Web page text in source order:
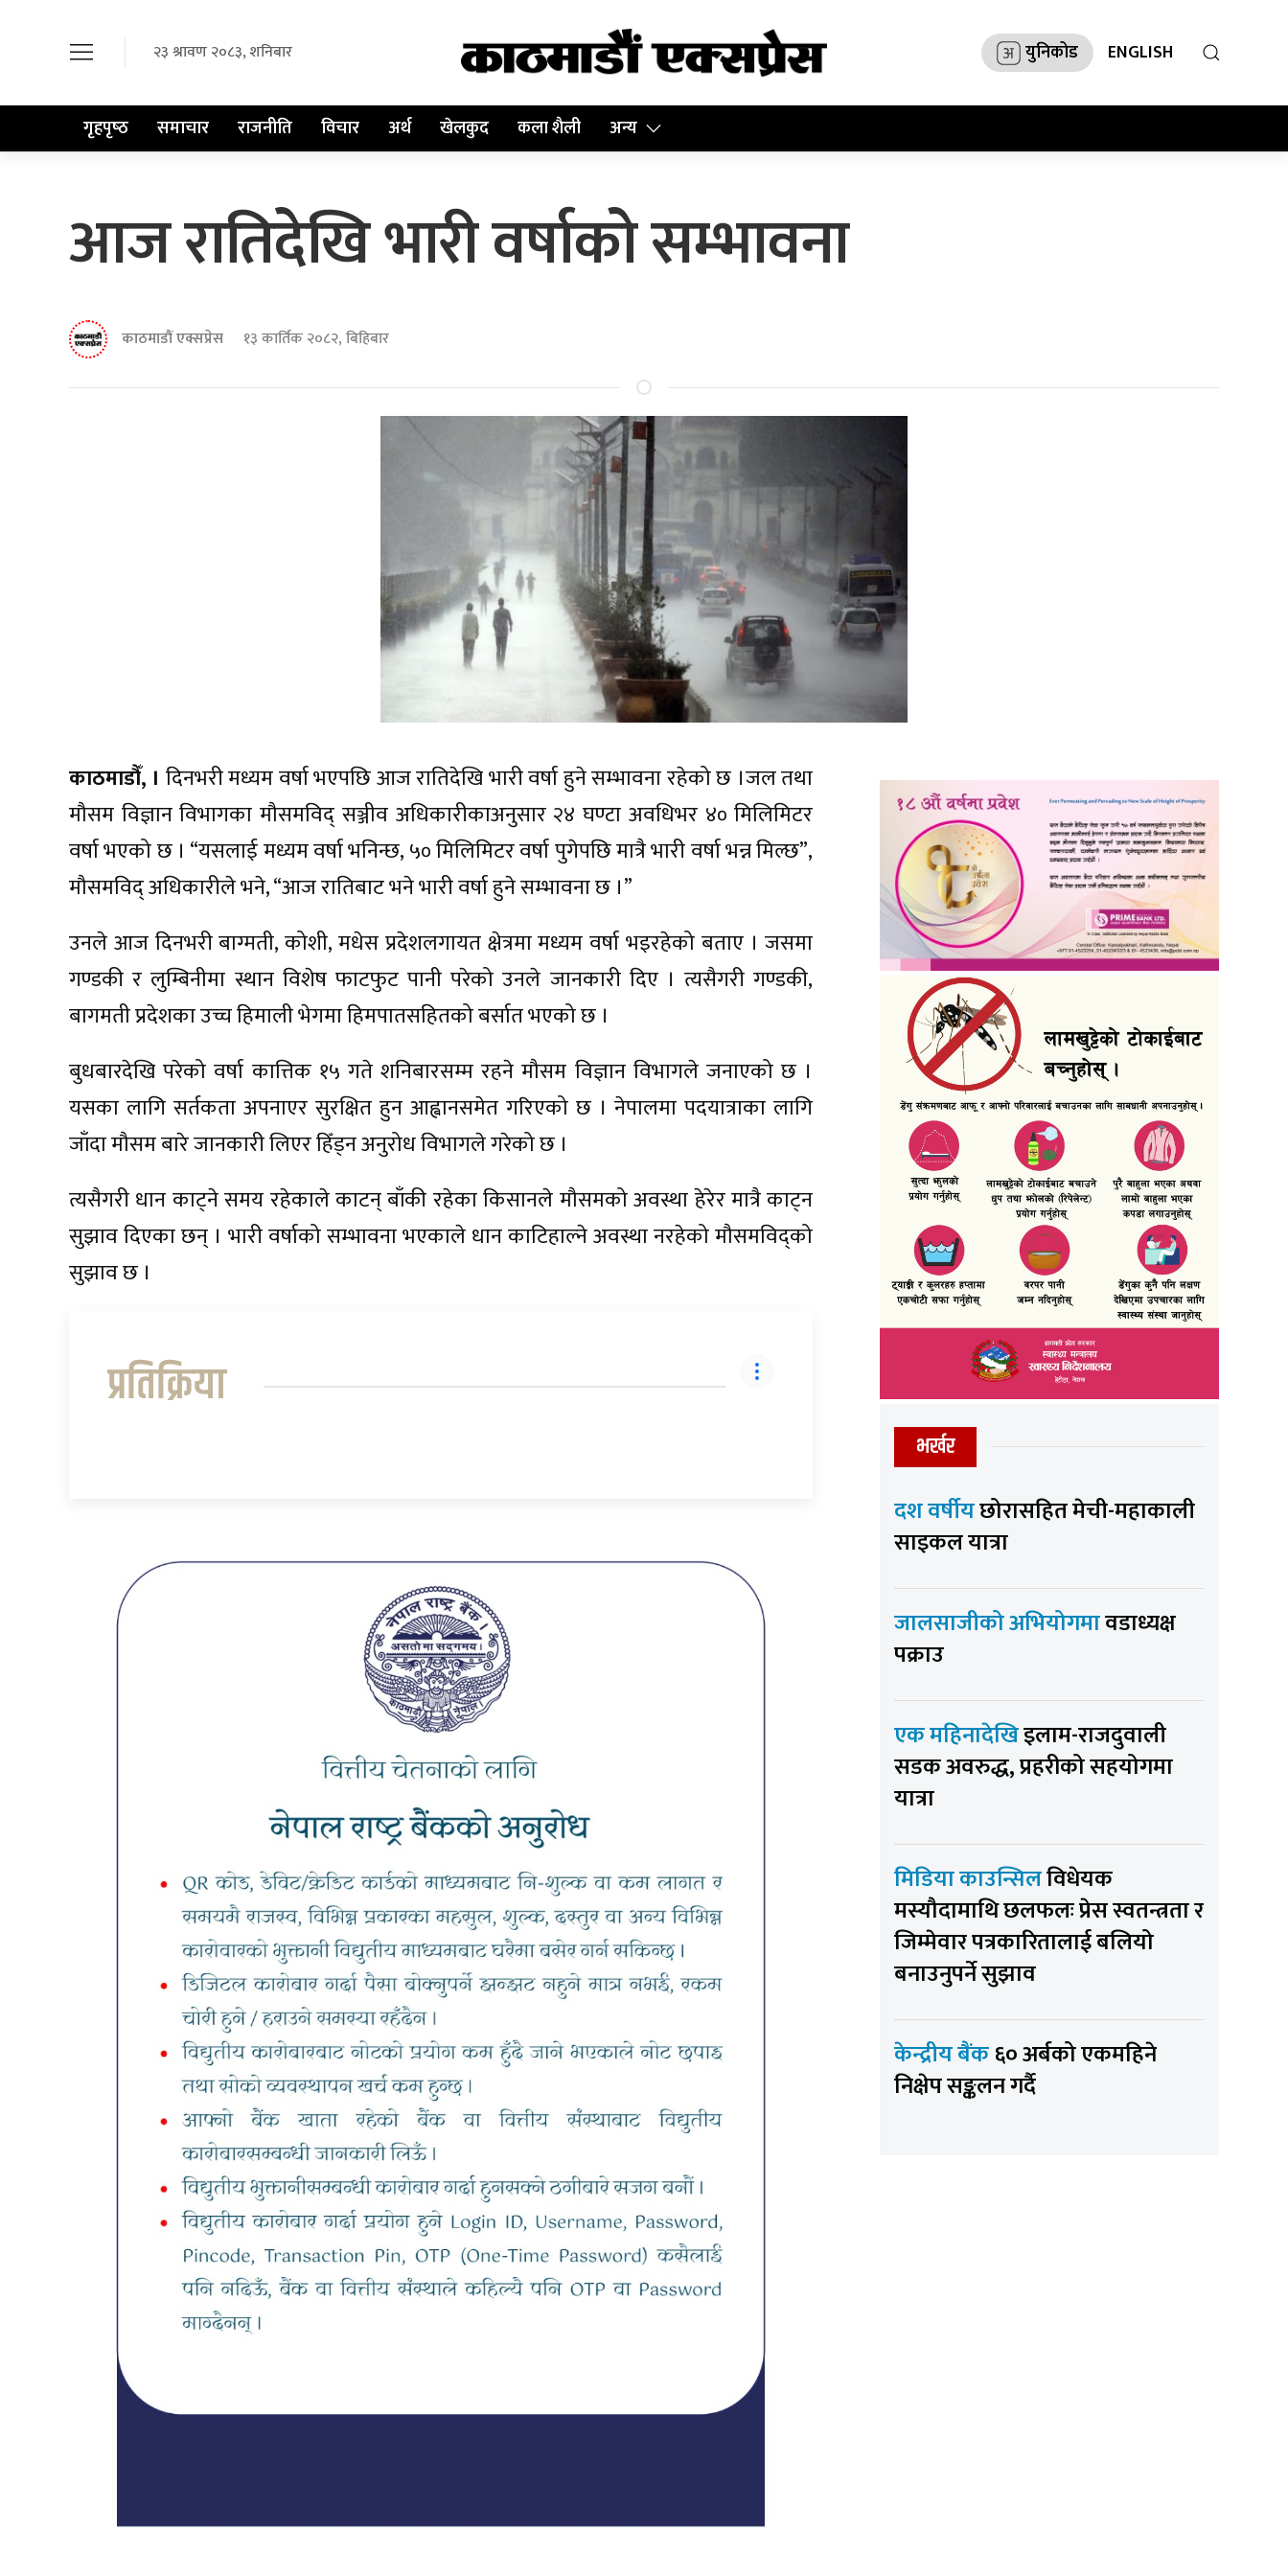
२३ श्रावण २०८३, शनिबार युनिकोड ENGLISH
गृहपृष्‍ठ समाचार राजनीति विचार अर्थ खेलकुद कला शैली अन्य
आज रातिदेखि भारी वर्षाको सम्भावना
काठमाडौं एक्सप्रेस १३ कार्तिक २०८२, बिहिबार
काठमाडौँ, । दिनभरी मध्यम वर्षा भएपछि आज रातिदेखि भारी वर्षा हुने सम्भावना रहेको छ ।जल तथा
मौसम विज्ञान विभागका मौसमविद् सञ्जीव अधिकारीकाअनुसार २४ घण्टा अवधिभर ४० मिलिमिटर
वर्षा भएको छ । “यसलाई मध्यम वर्षा भनिन्छ, ५० मिलिमिटर वर्षा पुगेपछि मात्रै भारी वर्षा भन्न मिल्छ”,
मौसमविद् अधिकारीले भने, “आज रातिबाट भने भारी वर्षा हुने सम्भावना छ ।”
उनले आज दिनभरी बाग्मती, कोशी, मधेस प्रदेशलगायत क्षेत्रमा मध्यम वर्षा भइरहेको बताए । जसमा
गण्डकी र लुम्बिनीमा स्थान विशेष फाटफुट पानी परेको उनले जानकारी दिए । त्यसैगरी गण्डकी,
बागमती प्रदेशका उच्च हिमाली भेगमा हिमपातसहितको बर्सात भएको छ ।
बुधबारदेखि परेको वर्षा कात्तिक १५ गते शनिबारसम्म रहने मौसम विज्ञान विभागले जनाएको छ ।
यसका लागि सर्तकता अपनाएर सुरक्षित हुन आह्वानसमेत गरिएको छ । नेपालमा पदयात्राका लागि
जाँदा मौसम बारे जानकारी लिएर हिँड्न अनुरोध विभागले गरेको छ ।
त्यसैगरी धान काट्ने समय रहेकाले काटन् बाँकी रहेका किसानले मौसमको अवस्था हेरेर मात्रै काट्न
सुझाव दिएका छन् । भारी वर्षाको सम्भावना भएकाले धान काटिहाल्ने अवस्था नरहेको मौसमविद्को
सुझाव छ ।
प्रतिक्रिया
भर्खर
दश वर्षीयछोरासहित मेची-महाकाली
साइकल यात्रा
जालसाजीको अभियोगमावडाध्यक्ष
पक्राउ
एक महिनादेखिइलाम-राजदुवाली
सडक अवरुद्ध, प्रहरीको सहयोगमा
यात्रा
मिडिया काउन्सिलविधेयक
मस्यौदामाथि छलफलः प्रेस स्वतन्त्रता र
जिम्मेवार पत्रकारितालाई बलियो
बनाउनुपर्ने सुझाव
केन्द्रीय बैंक६० अर्बको एकमहिने
निक्षेप सङ्कलन गर्दै